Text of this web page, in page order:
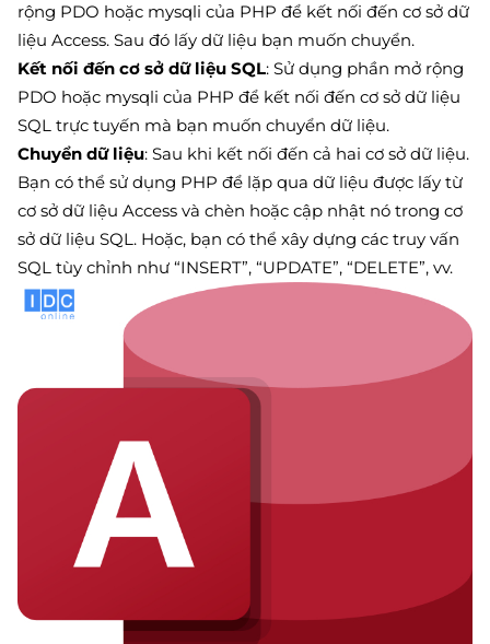
rộng PDO hoặc mysqli của PHP để kết nối đến cơ sở dữ
liệu Access. Sau đó lấy dữ liệu bạn muốn chuyển.
Kết nối đến cơ sở dữ liệu SQL: Sử dụng phần mở rộng
PDO hoặc mysqli của PHP để kết nối đến cơ sở dữ liệu
SQL trực tuyến mà bạn muốn chuyển dữ liệu.
Chuyển dữ liệu: Sau khi kết nối đến cả hai cơ sở dữ liệu.
Bạn có thể sử dụng PHP để lặp qua dữ liệu được lấy từ
cơ sở dữ liệu Access và chèn hoặc cập nhật nó trong cơ
sở dữ liệu SQL. Hoặc, bạn có thể xây dựng các truy vấn
SQL tùy chỉnh như “INSERT”, “UPDATE”, “DELETE”, vv.